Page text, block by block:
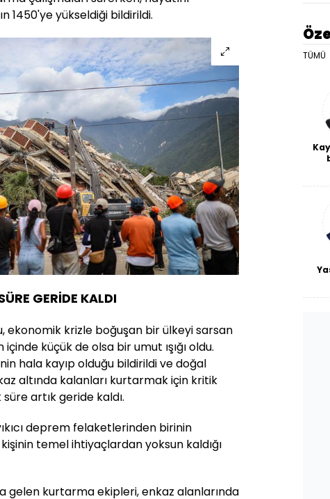
1450'ye yükseldiği bildirildi.
GERİDE KALDI
ekonomik krizle boğuşan bir ülkeyi sarsan
küçük de olsa bir umut ışığı oldu.
hala kayıp olduğu bildirildi ve doğal
altında kalanları kurtarmak için kritik
artık geride kaldı.
deprem felaketlerinden birinin
temel ihtiyaçlardan yoksun kaldığı
gelen kurtarma ekipleri, enkaz alanlarında
TÜMÜ